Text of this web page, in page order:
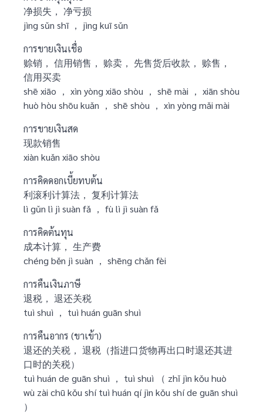
净损失， 净亏损
jìng sǔn shī ， jìng kuī sǔn
การขายเงินเชื่อ
赊销， 信用销售， 赊卖， 先售货后收款， 赊售，
信用买卖
shē xiāo ， xìn yòng xiāo shòu ， shē mài ， xiān shòu
huò hòu shōu kuǎn ， shē shòu ， xìn yòng mǎi mài
การขายเงินสด
现款销售
xiàn kuǎn xiāo shòu
การคิดดอกเบี้ยทบต้น
利滚利计算法， 复利计算法
lì gǔn lì jì suàn fǎ ， fù lì jì suàn fǎ
การคิดต้นทุน
成本计算， 生产费
chéng běn jì suàn ， shēng chǎn fèi
การคืนเงินภาษี
退税， 退还关税
tuì shuì ， tuì huán guān shuì
การคืนอากร (ขาเข้า)
退还的关税， 退税（指进口货物再出口时退还其进
口时的关税）
tuì huán de guān shuì ， tuì shuì （ zhǐ jìn kǒu huò
wù zài chū kǒu shí tuì huán qí jìn kǒu shí de guān shuì
）